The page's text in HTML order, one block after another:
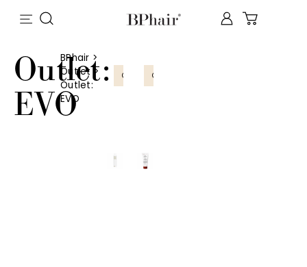
Outlet:
EVO
BPhair >
Outlet>
Outlet:
EVO
OUTLET OUTLET